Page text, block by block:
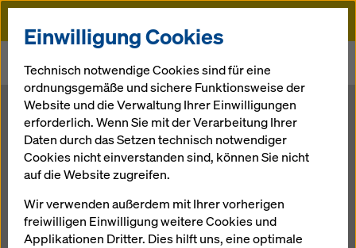
Doka
Doka Xpress
DokaXpress 02/2019
DokaXpress
02/2019
30.10.2019 |News
Einwilligung Cookies
Technisch notwendige Cookies sind für eine
ordnungsgemäße und sichere Funktionsweise der
Website und die Verwaltung Ihrer Einwilligungen
erforderlich. Wenn Sie mit der Verarbeitung Ihrer
Daten durch das Setzen technisch notwendiger
Cookies nicht einverstanden sind, können Sie nicht
auf die Website zugreifen.
Wir verwenden außerdem mit Ihrer vorherigen
freiwilligen Einwilligung weitere Cookies und
Applikationen Dritter. Dies hilft uns, eine optimale